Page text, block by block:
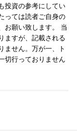
投資の参考にしてい
っては読者ご自身の
お願い致します。 当
ますが、記載される
ません。万が一、ト
切行っておりません